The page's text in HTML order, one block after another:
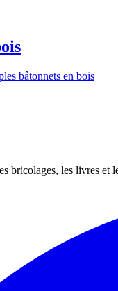
bâtonnets en bois
bricolages, les livres et